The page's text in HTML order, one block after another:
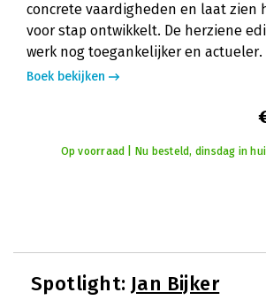
concrete vaardigheden en laat zien
voor stap ontwikkelt. De herziene
werk nog toegankelijker en actueler.
Boek bekijken
Op voorraad | Nu besteld, dinsdag in
Spotlight: Jan Bijker